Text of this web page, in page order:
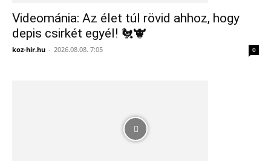
Videománia: Az élet túl rövid ahhoz, hogy
depis csirkét egyél! 🐔🐮
koz-hir.hu - 2026.08.08. 7:05 0